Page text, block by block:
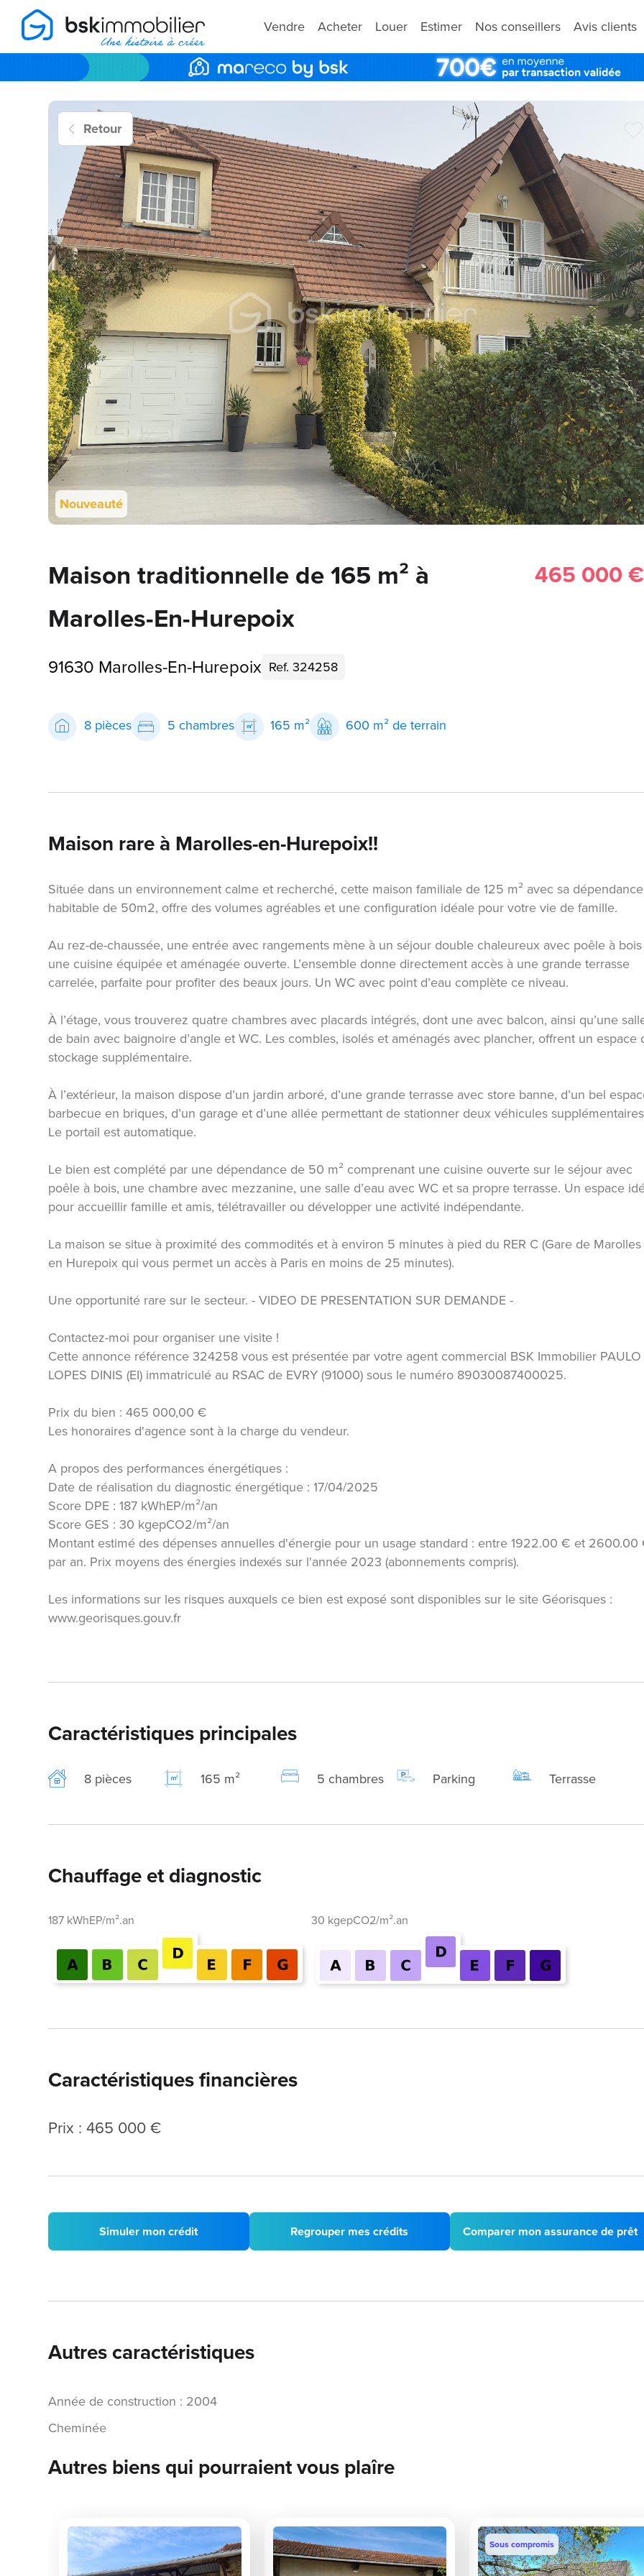
Vendre Acheter Louer Estimer Nos conseillers Avis clients
Retour
Nouveauté
Maison traditionnelle de 165 m² à
Marolles-En-Hurepoix
465 000 €
91630 Marolles-En-Hurepoix Ref. 324258
8 pièces 5 chambres 165 m² 600 m² de terrain
Maison rare à Marolles-en-Hurepoix!!
Située dans un environnement calme et recherché, cette maison familiale de 125 m² avec sa dépendance
habitable de 50m2, offre des volumes agréables et une configuration idéale pour votre vie de famille.
Au rez-de-chaussée, une entrée avec rangements mène à un séjour double chaleureux avec poêle à
une cuisine équipée et aménagée ouverte. L’ensemble donne directement accès à une grande terrasse
carrelée, parfaite pour profiter des beaux jours. Un WC avec point d’eau complète ce niveau.
À l’étage, vous trouverez quatre chambres avec placards intégrés, dont une avec balcon, ainsi qu’une
de bain avec baignoire d’angle et WC. Les combles, isolés et aménagés avec plancher, offrent un espace
stockage supplémentaire.
À l’extérieur, la maison dispose d’un jardin arboré, d’une grande terrasse avec store banne, d’un bel
barbecue en briques, d’un garage et d’une allée permettant de stationner deux véhicules
Le portail est automatique.
Le bien est complété par une dépendance de 50 m² comprenant une cuisine ouverte sur le séjour avec
poêle à bois, une chambre avec mezzanine, une salle d’eau avec WC et sa propre terrasse. Un espace
pour accueillir famille et amis, télétravailler ou développer une activité indépendante.
La maison se situe à proximité des commodités et à environ 5 minutes à pied du RER C (Gare de Marolles
en Hurepoix qui vous permet un accès à Paris en moins de 25 minutes).
Une opportunité rare sur le secteur. - VIDEO DE PRESENTATION SUR DEMANDE -
Contactez-moi pour organiser une visite !
Cette annonce référence 324258 vous est présentée par votre agent commercial BSK Immobilier PAULO
LOPES DINIS (EI) immatriculé au RSAC de EVRY (91000) sous le numéro 89030087400025.
Prix du bien : 465 000,00 €
Les honoraires d'agence sont à la charge du vendeur.
A propos des performances énergétiques :
Date de réalisation du diagnostic énergétique : 17/04/2025
Score DPE : 187 kWhEP/m²/an
Score GES : 30 kgepCO2/m²/an
Montant estimé des dépenses annuelles d'énergie pour un usage standard : entre 1922.00 € et 2600.00
par an. Prix moyens des énergies indexés sur l'année 2023 (abonnements compris).
Les informations sur les risques auxquels ce bien est exposé sont disponibles sur le site Géorisques :
www.georisques.gouv.fr
Caractéristiques principales
8 pièces 165 m² 5 chambres Parking Terrasse
Chauffage et diagnostic
187 kWhEP/m².an 30 kgepCO2/m².an
Caractéristiques financières
Prix : 465 000 €
Simuler mon crédit Regrouper mes crédits Comparer mon assurance de prêt
Autres caractéristiques
Année de construction : 2004
Cheminée
Autres biens qui pourraient vous plaîre
Sous compromis